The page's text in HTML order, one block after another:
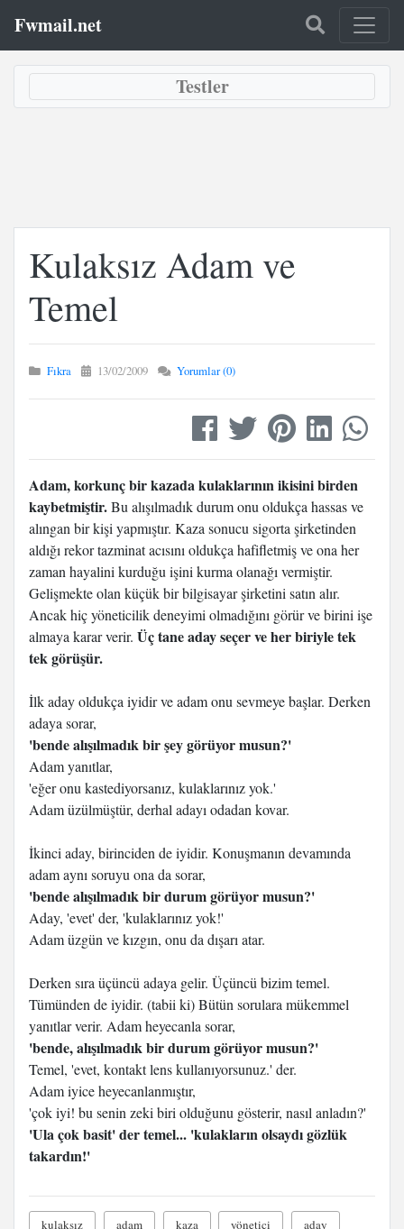
Fwmail.net
Testler
Kulaksız Adam ve
Temel
Fıkra 13/02/2009 Yorumlar (0)
Adam, korkunç bir kazada kulaklarının ikisini birden
kaybetmiştir.Bu alışılmadık durum onu oldukça hassas ve
alıngan bir kişi yapmıştır. Kaza sonucu sigorta şirketinden
aldığı rekor tazminat acısını oldukça hafifletmiş ve ona her
zaman hayalini kurduğu işini kurma olanağı vermiştir.
Gelişmekte olan küçük bir bilgisayar şirketini satın alır.
Ancak hiç yöneticilik deneyimi olmadığını görür ve birini işe
almaya karar verir. Üç tane aday seçer ve her biriyle tek
tek görüşür.
İlk aday oldukça iyidir ve adam onu sevmeye başlar. Derken
adaya sorar,
'bende alışılmadık bir şey görüyor musun?'
Adam yanıtlar,
'eğer onu kastediyorsanız, kulaklarınız yok.'
Adam üzülmüştür, derhal adayı odadan kovar.
İkinci aday, birinciden de iyidir. Konuşmanın devamında
adam aynı soruyu ona da sorar,
'bende alışılmadık bir durum görüyor musun?'
Aday, 'evet' der, 'kulaklarınız yok!'
Adam üzgün ve kızgın, onu da dışarı atar.
Derken sıra üçüncü adaya gelir. Üçüncü bizim temel.
Tümünden de iyidir. (tabii ki) Bütün sorulara mükemmel
yanıtlar verir. Adam heyecanla sorar,
'bende, alışılmadık bir durum görüyor musun?'
Temel, 'evet, kontakt lens kullanıyorsunuz.' der.
Adam iyice heyecanlanmıştır,
'çok iyi! bu senin zeki biri olduğunu gösterir, nasıl anladın?'
'Ula çok basit' der temel... 'kulakların olsaydı gözlük
takardın!'
kulaksız adam kaza yönetici aday